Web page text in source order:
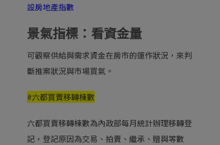
設房地產指數
景氣指標：看資金量
可觀察供給與需求資金在房市的運作狀況，來判
斷推案狀況與市場買氣。
#六都買賣移轉棟數
六都買賣移轉棟數為內政部每月統計辦理移轉登
記，登記原因為交易、拍賣、繼承、贈與等數